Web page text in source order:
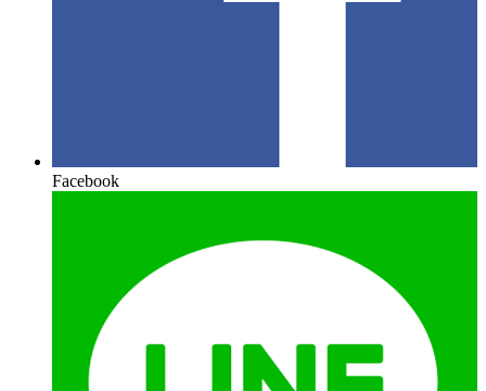
Facebook